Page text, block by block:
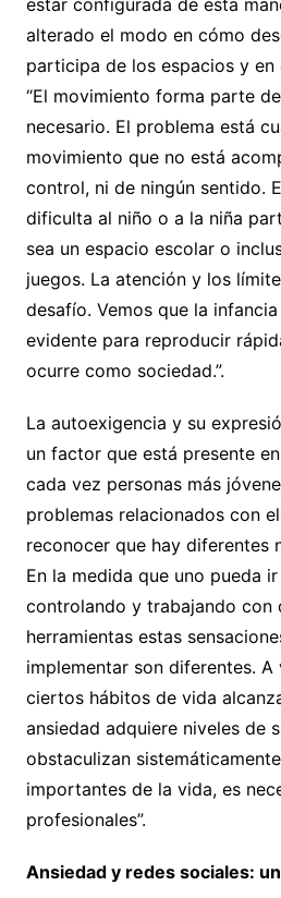
estar configurada de esta
alterado el modo en cómo
participa de los espacios y en
“El movimiento forma parte
necesario. El problema está
movimiento que no está
control, ni de ningún sentido.
dificulta al niño o a la niña
sea un espacio escolar o
juegos. La atención y los
desafío. Vemos que la
evidente para reproducir
ocurre como sociedad.”.
La autoexigencia y su
un factor que está presente
cada vez personas más
problemas relacionados con
reconocer que hay diferentes
En la medida que uno pueda
controlando y trabajando con
herramientas estas
implementar son diferentes.
ciertos hábitos de vida
ansiedad adquiere niveles de
obstaculizan
importantes de la vida, es
profesionales”.
Ansiedad y redes sociales: